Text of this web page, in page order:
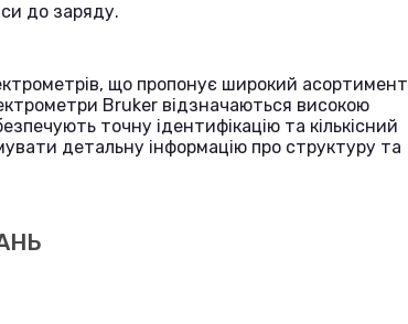
до заряду.
що пропонує широкий асортимент
Bruker відзначаються високою
точну ідентифікацію та кількісний
детальну інформацію про структуру та